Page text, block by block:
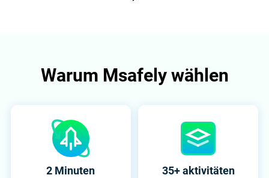
Warum Msafely wählen
2 Minuten 35+ aktivitäten